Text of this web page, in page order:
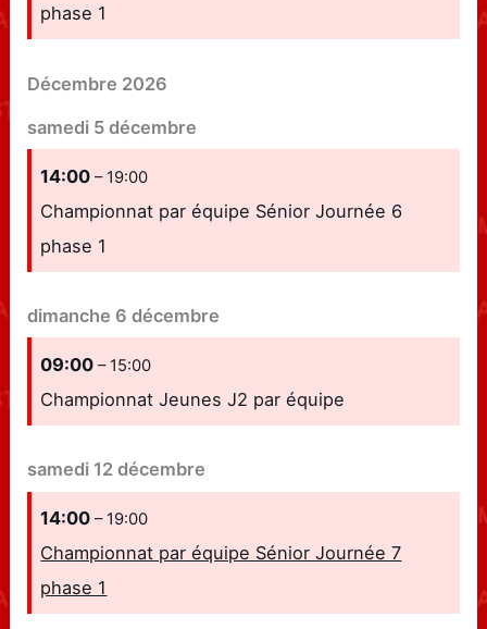
phase 1
Décembre 2026
samedi 5 décembre
14:00– 19:00
Championnat par équipe Sénior Journée 6
phase 1
dimanche 6 décembre
09:00– 15:00
Championnat Jeunes J2 par équipe
samedi 12 décembre
14:00– 19:00
Championnat par équipe Sénior Journée 7
phase 1